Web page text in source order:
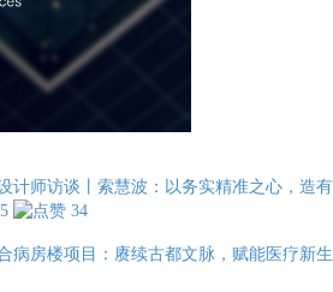
计师访谈丨索慧波：以务实精准之心，造有
34
病房楼项目：赓续古都文脉，赋能医疗新生